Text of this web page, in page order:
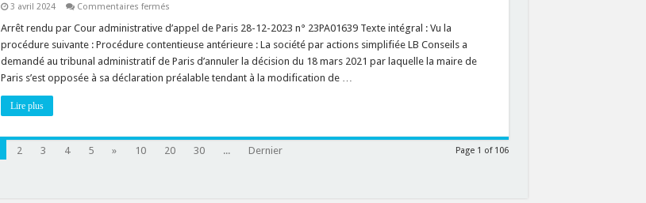
3 avril 2024 Commentaires ferméssur
d’urbanisme
pour
rappel,
changement
de
modification
de
Arrêt rendu par Cour administrative d’appel de Paris 28-12-2023 n° 23PA01639 Texte intégral : Vu la
procédure suivante : Procédure contentieuse antérieure : La société par actions simplifiée LB Conseils a
demandé au tribunal administratif de Paris d’annuler la décision du 18 mars 2021 par laquelle la maire de
Paris s’est opposée à sa déclaration préalable tendant à la modification de …
Lire plus
Page 1 of 106
2 3 4 5 » 10 20 30 ... Dernier